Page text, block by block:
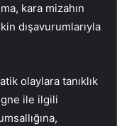
kara mizahın
dışavurumlarıyla
olaylara tanıklık
ile ilgili